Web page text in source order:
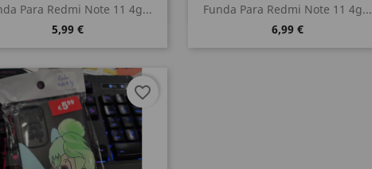
Para Redmi Note 11 4g...
5,99 €
Vista rápida
Funda Para Redmi Note 11 4g...
6,99 €
Vista rápida
favorite_border